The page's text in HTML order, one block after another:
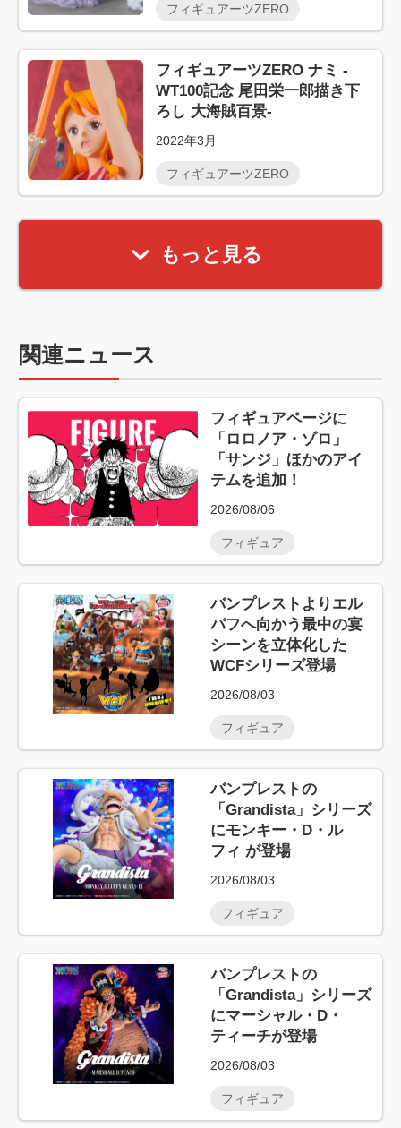
フィギュアーツZERO
フィギュアーツZERO ナミ -
WT100記念 尾田栄一郎描き下
ろし 大海賊百景-
2022年3月
フィギュアーツZERO
もっと見る
関連ニュース
フィギュアページに
「ロロノア・ゾロ」
「サンジ」ほかのアイ
テムを追加！
2026/08/06
フィギュア
バンプレストよりエル
バフへ向かう最中の宴
シーンを立体化した
WCFシリーズ登場
2026/08/03
フィギュア
バンプレストの
「Grandista」シリーズ
にモンキー・D・ル
フィ が登場
2026/08/03
フィギュア
バンプレストの
「Grandista」シリーズ
にマーシャル・D・
ティーチが登場
2026/08/03
フィギュア